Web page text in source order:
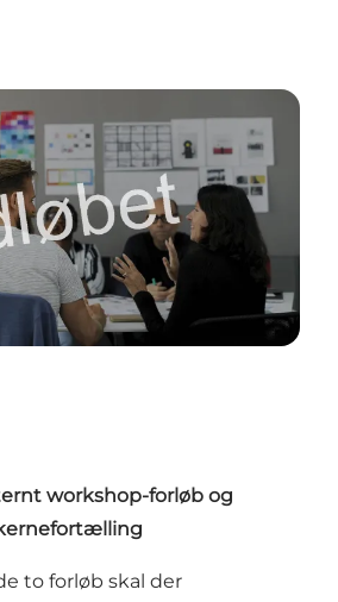
workshop-forløb og
to forløb skal der